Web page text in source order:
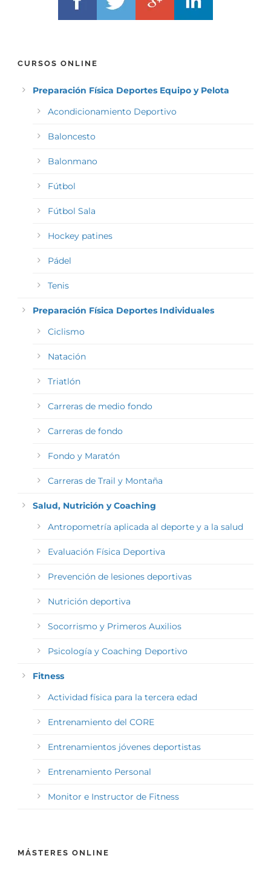
CURSOS ONLINE
Preparación Física Deportes Equipo y Pelota
Acondicionamiento Deportivo
Baloncesto
Balonmano
Fútbol
Fútbol Sala
Hockey patines
Pádel
Tenis
Preparación Física Deportes Individuales
Ciclismo
Natación
Triatlón
Carreras de medio fondo
Carreras de fondo
Fondo y Maratón
Carreras de Trail y Montaña
Salud, Nutrición y Coaching
Antropometría aplicada al deporte y a la salud
Evaluación Física Deportiva
Prevención de lesiones deportivas
Nutrición deportiva
Socorrismo y Primeros Auxilios
Psicología y Coaching Deportivo
Fitness
Actividad física para la tercera edad
Entrenamiento del CORE
Entrenamientos jóvenes deportistas
Entrenamiento Personal
Monitor e Instructor de Fitness
MÁSTERES ONLINE